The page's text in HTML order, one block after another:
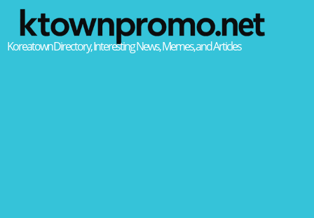
Koreatown Directory, Interesting News, Memes, and Articles